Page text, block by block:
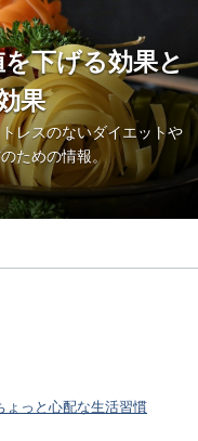
下げる効果と
果
レスのないダイエットや
ための情報。
ょっと心配な生活習慣